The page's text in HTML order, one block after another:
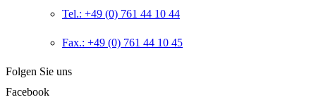
Tel.: +49 (0) 761 44 10 44
Fax.: +49 (0) 761 44 10 45
Folgen Sie uns
Facebook